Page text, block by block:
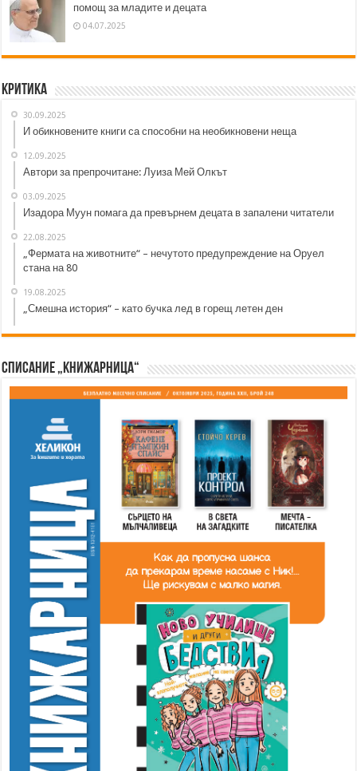
помощ за младите и децата
04.07.2025
Критика
30.09.2025
И обикновените книги са способни на необикновени неща
12.09.2025
Автори за препрочитане: Луиза Мей Олкът
03.09.2025
Изадора Муун помага да превърнем децата в запалени читатели
22.08.2025
„Фермата на животните“ – нечутото предупреждение на Оруел
стана на 80
19.08.2025
„Смешна история“ – като бучка лед в горещ летен ден
Списание „Книжарница“